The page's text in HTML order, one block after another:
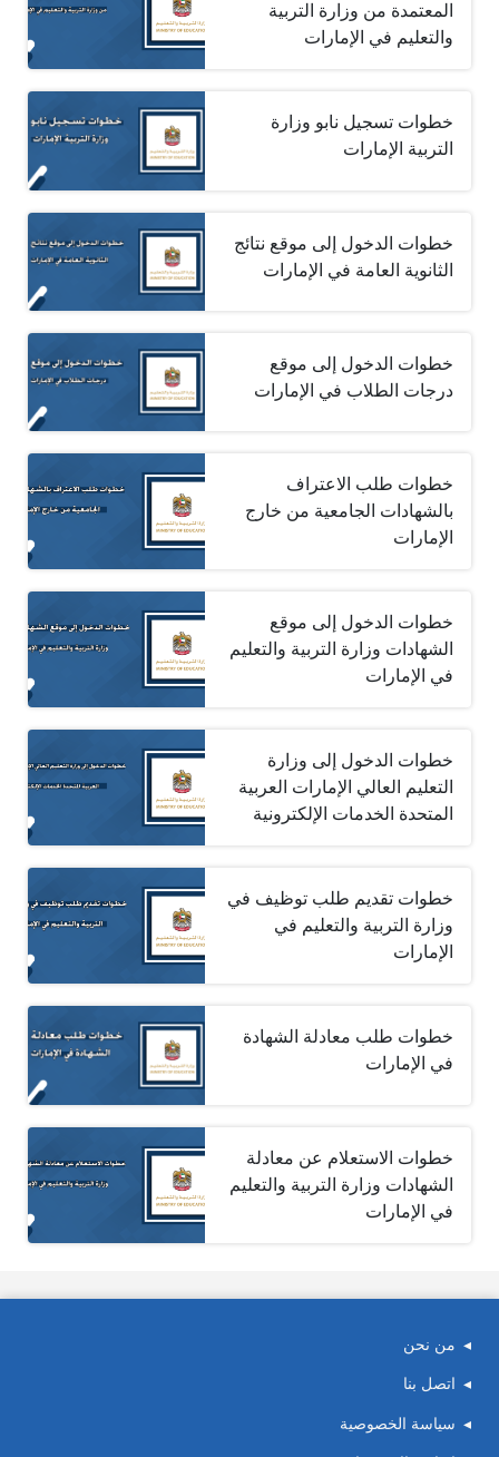
المعتمدة من وزارة التربية
والتعليم في الإمارات
خطوات تسجيل نابو وزارة
التربية الإمارات
خطوات الدخول إلى موقع نتائج
الثانوية العامة في الإمارات
خطوات الدخول إلى موقع
درجات الطلاب في الإمارات
خطوات طلب الاعتراف
بالشهادات الجامعية من خارج
الإمارات
خطوات الدخول إلى موقع
الشهادات وزارة التربية والتعليم
في الإمارات
خطوات الدخول إلى وزارة
التعليم العالي الإمارات العربية
المتحدة الخدمات الإلكترونية
خطوات تقديم طلب توظيف في
وزارة التربية والتعليم في
الإمارات
خطوات طلب معادلة الشهادة
في الإمارات
خطوات الاستعلام عن معادلة
الشهادات وزارة التربية والتعليم
في الإمارات
من نحن
اتصل بنا
سياسة الخصوصية